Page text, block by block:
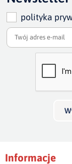
wysokość sofy:
szerokość
Dodaj
Twoja ocena
Twoja
polityka
Informacje